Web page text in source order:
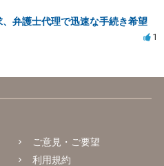
弁護士代理で迅速な手続き希望
1
ご意見・ご要望
利用規約